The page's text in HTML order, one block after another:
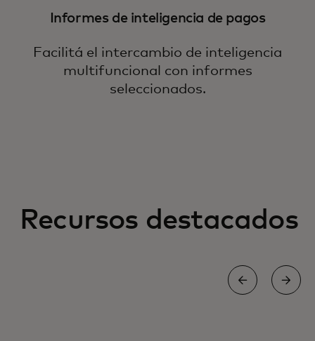
Informes de inteligencia de pagos
Facilitá el intercambio de inteligencia
multifuncional con informes
seleccionados.
Recursos destacados